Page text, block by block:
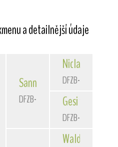
a detailnější údaje
Sannio von der
DFZB-93 1588
Niclas
DFZB-90 3172
Gesi
DFZB-91 1307
Waldschrat